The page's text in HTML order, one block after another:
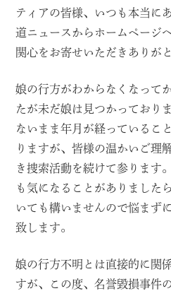
ティアの皆様、いつも本当に
道ニュースからホームページ
関心をお寄せいただきありが
娘の行方がわからなくなって
たが未だ娘は見つかっており
ないまま年月が経っているこ
りますが、皆様の温かいご理
き捜索活動を続けて参ります
も気になることがありました
いても構いませんので悩まず
致します。
娘の行方不明とは直接的に関
すが、この度、名誉毀損事件